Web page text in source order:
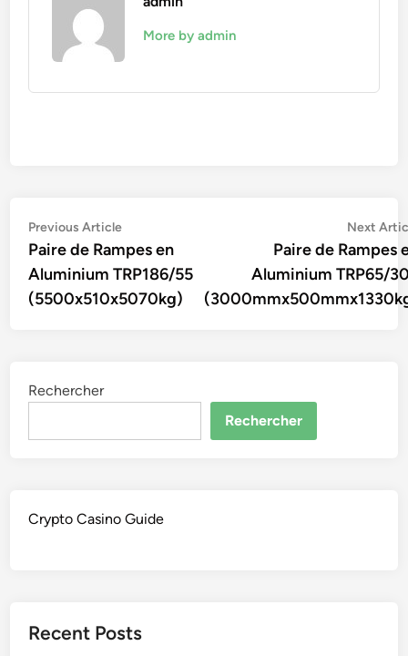
More by admin
Navigation
de
l’article
Previous ArticlePrevious
article:
Paire de Rampes en
Aluminium TRP186/55
(5500x510x5070kg)
Next
Paire de Rampes
Aluminium TRP65/
Rechercher
Rechercher
Crypto Casino Guide
Recent Posts